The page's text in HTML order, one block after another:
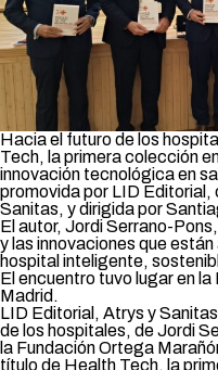
Hacia el futuro de los
Tech, la primera colección
innovación tecnológica en
promovida por LID Editorial,
Sanitas, y dirigida por
El autor, Jordi Serrano-
y las innovaciones que
hospital inteligente,
El encuentro tuvo lugar en
Madrid.
LID Editorial, Atrys ySanitas
de los hospitales, de Jordi
la Fundación Ortega
título de Health Tech, la